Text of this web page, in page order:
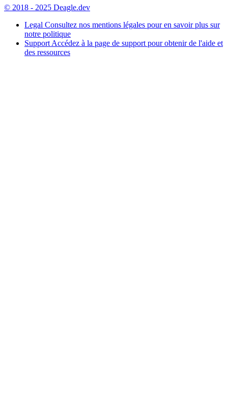
© 2018 - 2025 Deagle.dev
Legal Consultez nos mentions légales pour en savoir plus sur
notre politique
Support Accédez à la page de support pour obtenir de l'aide et
des ressources